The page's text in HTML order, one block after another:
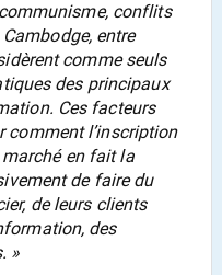
conflits
entre
comme seuls
des principaux
Ces facteurs
comment l’inscription
marché en fait la
de faire du
de leurs clients
des
»